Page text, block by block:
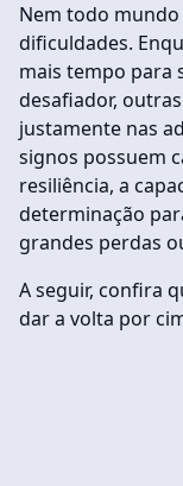
Nem todo
dificuldades.
mais tempo para
desafiador,
justamente nas
signos possuem
resiliência, a
determinação
grandes perdas
A seguir, confira
dar a volta por